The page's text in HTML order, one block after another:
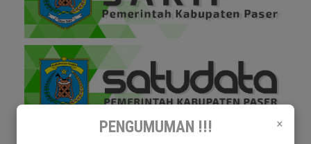
×
PENGUMUMAN !!!